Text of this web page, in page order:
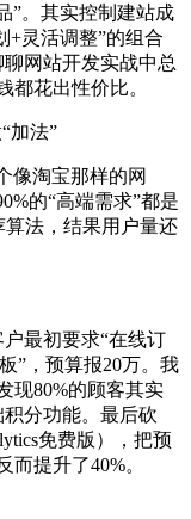
”。其实控制建站成
+灵活调整”的组合
网站开发实战中总
都花出性价比。
加法”
像淘宝那样的网
的“高端需求”都是
法，结果用户量还
最初要求“在线订
”，预算报20万。我
现80%的顾客其实
分功能。最后砍
免费版），把预
提升了40%。